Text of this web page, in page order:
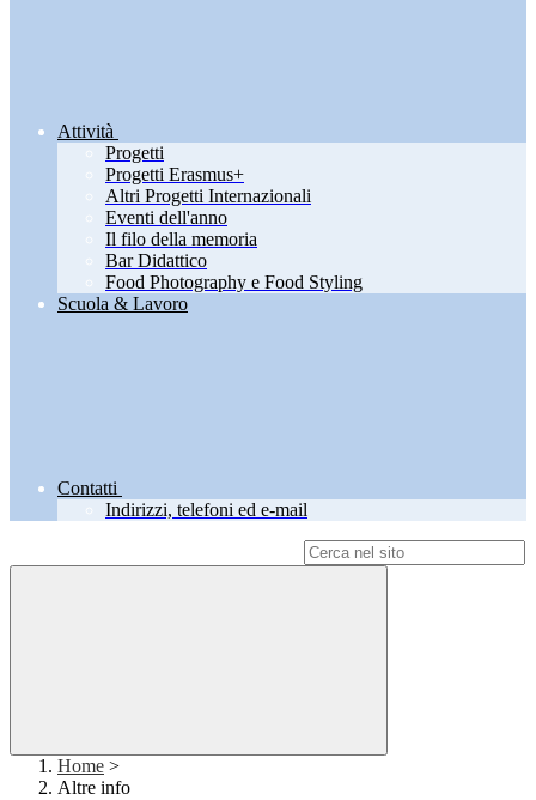
Attività
Progetti
Progetti Erasmus+
Altri Progetti Internazionali
Eventi dell'anno
Il filo della memoria
Bar Didattico
Food Photography e Food Styling
Scuola & Lavoro
Contatti
Indirizzi, telefoni ed e-mail
Home >
Altre info